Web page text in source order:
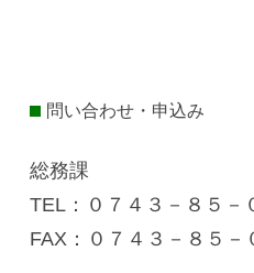
問い合わせ・申込み
総務課
TEL：０７４３－８５－
FAX：０７４３－８５－